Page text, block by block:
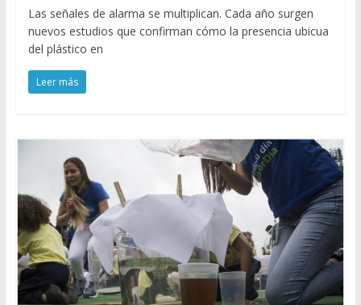
Las señales de alarma se multiplican. Cada año surgen
nuevos estudios que confirman cómo la presencia ubicua
del plástico en
Leer más